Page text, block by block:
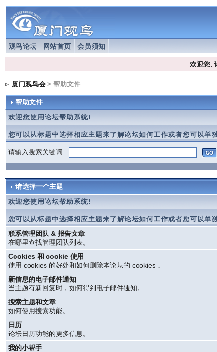
观鸟论坛 网站首页 会员须知
欢迎您,
厦门观鸟会> 帮助文件
帮助文件
欢迎您使用论坛帮助系统!
您可以从标题中选择相应主题来了解论坛如何工作或者您可以单
请输入搜索关键词
请选择一个主题
欢迎您使用论坛帮助系统!
您可以从标题中选择相应主题来了解论坛如何工作或者您可以单
联系管理团队 & 报告文章
在哪里查找管理团队列表。
Cookies 和 cookie 使用
使用 cookies 的好处和如何删除本论坛的 cookies 。
新信息的电子邮件通知
当主题有新回复时，如何得到电子邮件通知。
搜索主题和文章
如何使用搜索功能。
日历
论坛日历功能的更多信息。
我的小帮手